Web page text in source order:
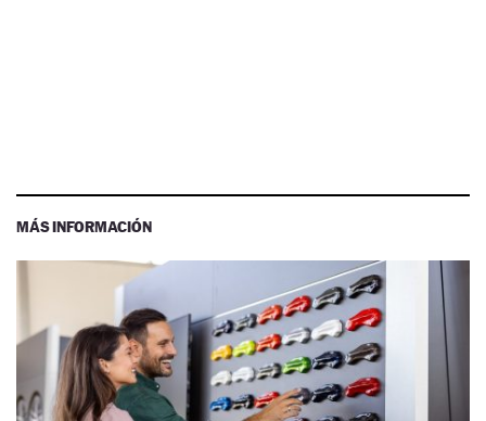
MÁS INFORMACIÓN